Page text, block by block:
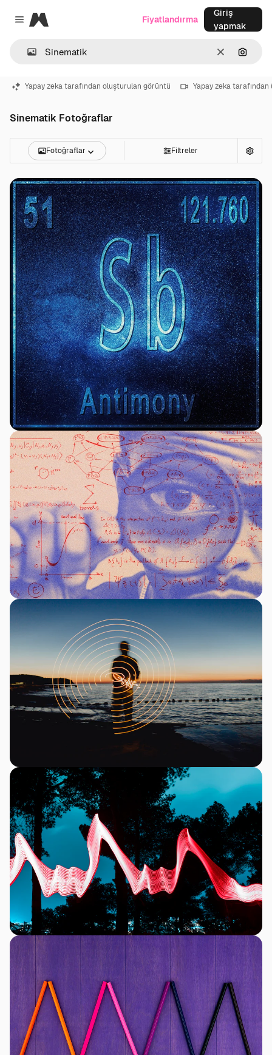
Close menu
Magnific
Temizlemek
Fiyatlandırma
Giriş
yapmak
Yapay zeka tarafından oluşturulan görüntü Yapay zeka
Sinematik Fotoğraflar
Fotoğraflar Filtreler